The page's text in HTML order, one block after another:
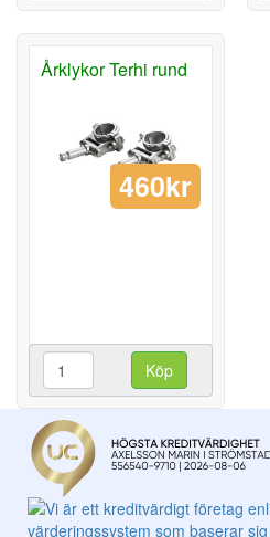
Årklykor Terhi rund
460kr
Köp